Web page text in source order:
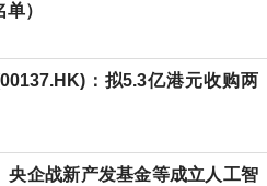
）
：拟5.3亿港元收购两
央企战新产发基金等成立人工智